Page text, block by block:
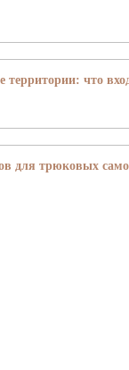
территории: что
для трюковых